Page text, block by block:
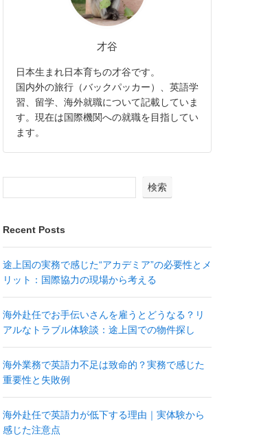
才谷
日本生まれ日本育ちの才谷です。
国内外の旅行（バックパッカー）、英語学
習、留学、海外就職について記載していま
す。現在は国際機関への就職を目指してい
ます。
検索
Recent Posts
途上国の実務で感じた“アカデミア”の必要性とメ
リット：国際協力の現場から考える
海外赴任でお手伝いさんを雇うとどうなる？リ
アルなトラブル体験談：途上国での物件探し
海外業務で英語力不足は致命的？実務で感じた
重要性と失敗例
海外赴任で英語力が低下する理由｜実体験から
感じた注意点